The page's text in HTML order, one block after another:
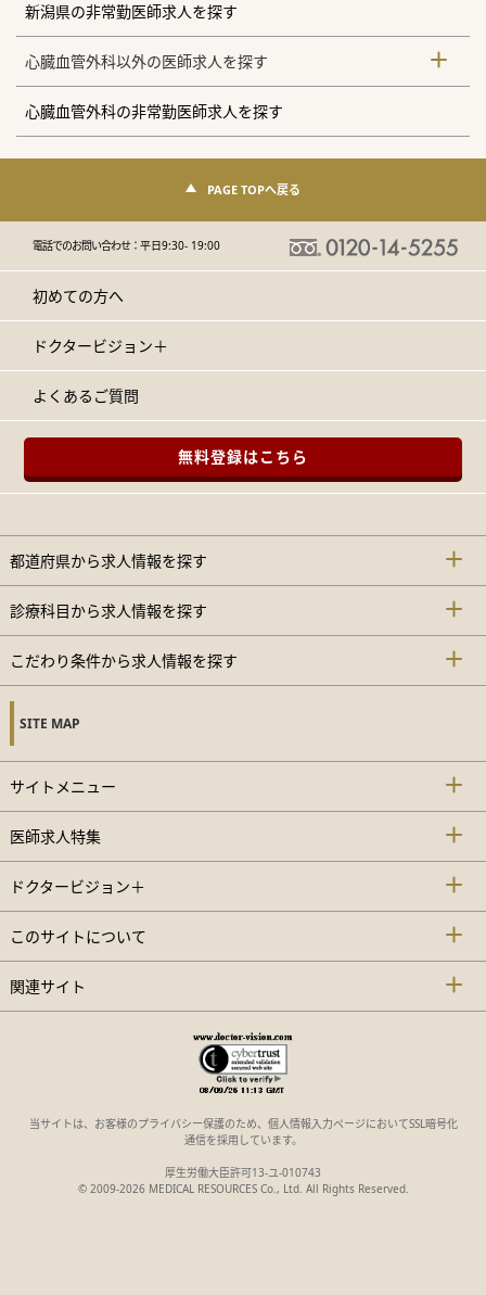
新潟県の非常勤医師求人を探す
心臓血管外科以外の医師求人を探す
心臓血管外科の非常勤医師求人を探す
PAGE TOPへ戻る
電話でのお問い合わせ：平日9:30- 19:00
初めての方へ
ドクタービジョン＋
よくあるご質問
無料登録はこちら
都道府県から求人情報を探す
診療科目から求人情報を探す
こだわり条件から求人情報を探す
SITE MAP
サイトメニュー
医師求人特集
ドクタービジョン＋
このサイトについて
関連サイト
当サイトは、お客様のプライバシー保護のため、個人情報入力ページにおいてSSL暗号化
通信を採用しています。
厚生労働大臣許可13-ユ-010743
© 2009-2026 MEDICAL RESOURCES Co., Ltd. All Rights Reserved.